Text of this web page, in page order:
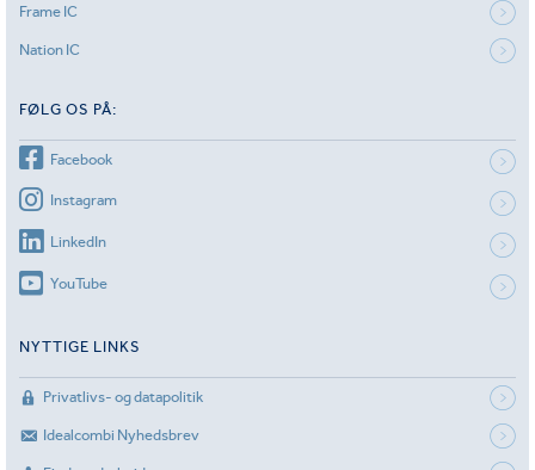
Frame IC
Nation IC
FØLG OS PÅ:
Facebook
Instagram
LinkedIn
YouTube
NYTTIGE LINKS
Privatlivs- og datapolitik
Idealcombi Nyhedsbrev